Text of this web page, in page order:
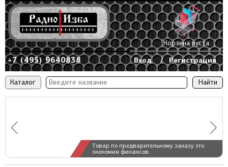
Каталог
Товар по предварительному заказу это
экономия финансов.
+7 (495) 9640838 Вход / Регистрация
Корзина пуста